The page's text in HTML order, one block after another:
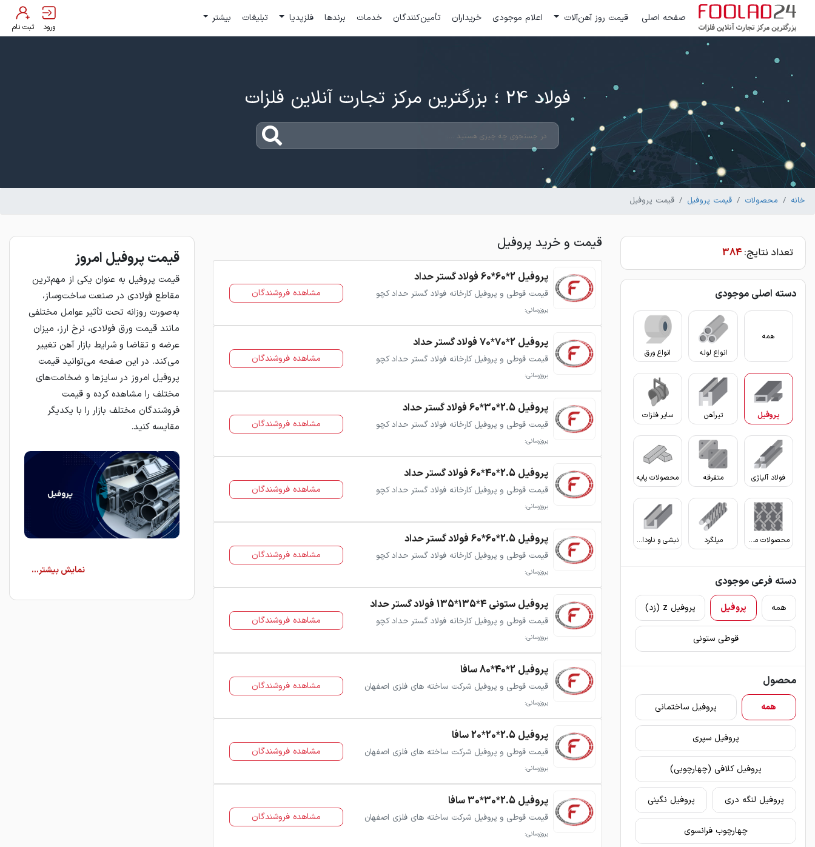
صفحه اصلی قیمت روز آهن‌آلات اعلام موجودی خریداران تأمین‌کنندگان خدمات برندها فلزپدیا تبلیغات بیشتر
ورود ثبت نام
فولاد 24 ؛ بزرگترین مرکز تجارت آنلاین فلزات
خانه محصولات قیمت پروفیل قیمت پروفیل
تعداد نتایج: 384
دسته اصلی موجودی
همه
انواع لوله
انواع ورق
پروفیل تیرآهن سایر فلزات
فولاد آلیاژی متفرقه محصولات پایه
محصولات مفتولی میلگرد نبشی و ناودانی
دسته فرعی موجودی
همه پروفیل پروفیل z (زد)
قوطی ستونی
محصول
همه پروفیل ساختمانی
پروفیل سپری
پروفیل کلافی (چهارچوبی)
پروفیل لنگه دری پروفیل نگینی
چهارچوب فرانسوی
قیمت و خرید پروفیل
پروفیل 2*60*60 فولاد گستر حداد
قیمت قوطی و پروفیل کارخانه فولاد گستر حداد کچو
بروزرسانی:
مشاهده فروشندگان
پروفیل 2*70*70 فولاد گستر حداد
قیمت قوطی و پروفیل کارخانه فولاد گستر حداد کچو
بروزرسانی:
مشاهده فروشندگان
پروفیل 2.5*30*60 فولاد گستر حداد
قیمت قوطی و پروفیل کارخانه فولاد گستر حداد کچو
بروزرسانی:
مشاهده فروشندگان
پروفیل 2.5*40*60 فولاد گستر حداد
قیمت قوطی و پروفیل کارخانه فولاد گستر حداد کچو
بروزرسانی:
مشاهده فروشندگان
پروفیل 2.5*60*60 فولاد گستر حداد
قیمت قوطی و پروفیل کارخانه فولاد گستر حداد کچو
بروزرسانی:
مشاهده فروشندگان
پروفیل ستونی 4*135*135 فولاد گستر حداد
قیمت قوطی و پروفیل کارخانه فولاد گستر حداد کچو
بروزرسانی:
مشاهده فروشندگان
پروفیل 2*40*80 سافا
قیمت قوطی و پروفیل شرکت ساخته های فلزی اصفهان
بروزرسانی:
مشاهده فروشندگان
پروفیل 2.5*20*20 سافا
قیمت قوطی و پروفیل شرکت ساخته های فلزی اصفهان
بروزرسانی:
مشاهده فروشندگان
پروفیل 2.5*30*30 سافا
قیمت قوطی و پروفیل شرکت ساخته های فلزی اصفهان
بروزرسانی:
مشاهده فروشندگان
قیمت پروفیل امروز
قیمت پروفیل به عنوان یکی از مهم‌ترین
مقاطع فولادی در صنعت ساخت‌وساز،
به‌صورت روزانه تحت تأثیر عوامل مختلفی
مانند قیمت ورق فولادی، نرخ ارز، میزان
عرضه و تقاضا و شرایط بازار آهن تغییر
می‌کند. در این صفحه می‌توانید قیمت
پروفیل امروز در سایزها و ضخامت‌های
مختلف را مشاهده کرده و قیمت
فروشندگان مختلف بازار را با یکدیگر
مقایسه کنید.
فولاد 24 به عنوان مرجع اطلاع‌رسانی بازار
آهن، امکان مشاهده قیمت لحظه‌ای